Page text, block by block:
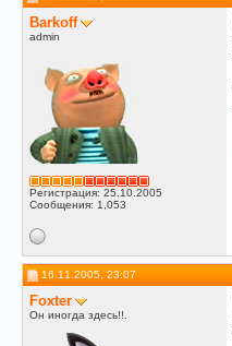
Barkoff
admin
Регистрация: 25.10.2005
Сообщения: 1,053
16.11.2005, 23:07
Foxter
Он иногда здесь!!.